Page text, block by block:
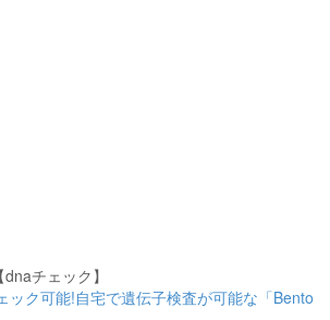
チェック】
ック可能!自宅で遺伝子検査が可能な「Bento